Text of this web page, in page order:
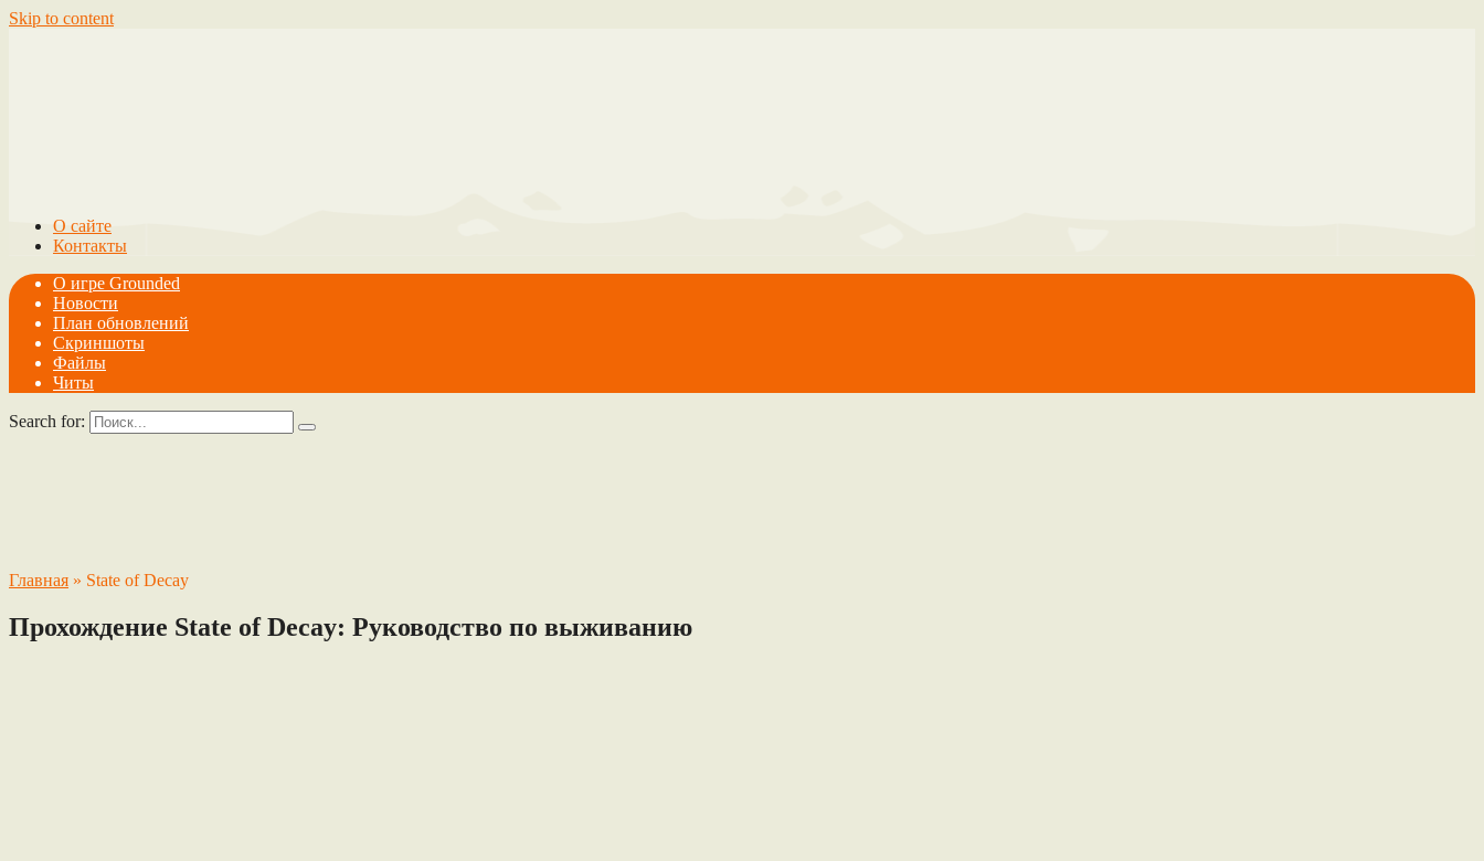
Skip to content
О сайте
Контакты
О игре Grounded
Новости
План обновлений
Скриншоты
Файлы
Читы
Search for:
Главная » State of Decay
Прохождение State of Decay: Руководство по выживанию